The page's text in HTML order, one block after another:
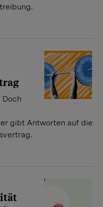
Doch
gibt Antworten auf die